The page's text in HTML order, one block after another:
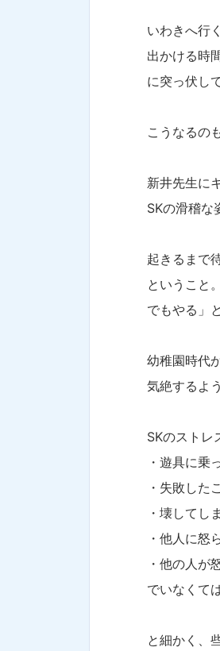
いわきへ行
出かける時
に突っ伏し
こうなるの
新井先生に
SKの滑稽な
起きるまで
ということ
でもやる 」
幼稚園時代
気絶するよ
SKのストレ
・遊具に乗
・失敗した
・壊してし
・他人に怒
・他の人が
でいなくて
と細かく、